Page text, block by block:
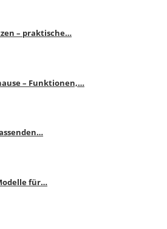
– praktische…
– Funktionen,…
für…